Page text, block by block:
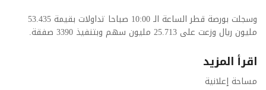
وسجلت بورصة قطر الساعة الـ 10:00 صباحا تداولات بقيمة 53.435
مليون ريال وزعت على 25.713 مليون سهم وبتنفيذ 3390 صفقة.
اقرأ المزيد
مساحة إعلانية